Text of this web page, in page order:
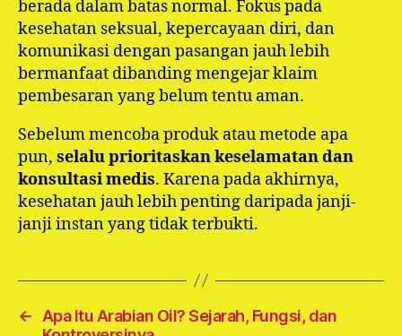
berada dalam batas normal. Fokus pada
kesehatan seksual, kepercayaan diri, dan
komunikasi dengan pasangan jauh lebih
bermanfaat dibanding mengejar klaim
pembesaran yang belum tentu aman.
Sebelum mencoba produk atau metode apa
pun, selalu prioritaskan keselamatan dan
konsultasi medis. Karena pada akhirnya,
kesehatan jauh lebih penting daripada janji-
janji instan yang tidak terbukti.
←
Apa Itu Arabian Oil? Sejarah, Fungsi, dan